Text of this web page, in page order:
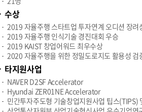
수상
2019 자율주행 스타트업 투자연계 오디션 장려
2019 자율주행 인식기술 경진대회 우승
2019 KAIST 창업어워드 최우수상
2020 자율주행을 위한 정밀도로지도 활용성 검
타지원사업
NAVER D2SF Accelerator
Hyundai ZER01NE Accelerator
민간투자주도형 기술창업지원사업 팁스(TIPS)